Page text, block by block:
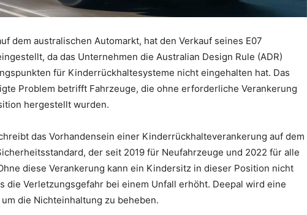
dem australischen Automarkt, hat den Verkauf seines E07
da das Unternehmen die Australian Design Rule (ADR)
für Kinderrückhaltesysteme nicht eingehalten hat. Das
Problem betrifft Fahrzeuge, die ohne erforderliche Verankerung
hergestellt wurden.
das Vorhandensein einer Kinderrückhalteverankerung auf dem
der seit 2019 für Neufahrzeuge und 2022 für alle
diese Verankerung kann ein Kindersitz in dieser Position nicht
die Verletzungsgefahr bei einem Unfall erhöht. Deepal wird eine
die Nichteinhaltung zu beheben.